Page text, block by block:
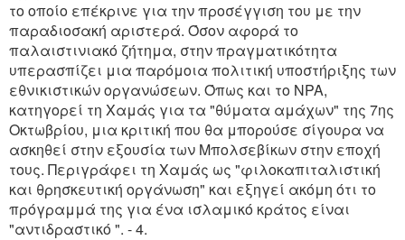
το οποίο επέκρινε για την προσέγγιση του με την
παραδιοσακή αριστερά. Όσον αφορά το
παλαιστινιακό ζήτημα, στην πραγματικότητα
υπερασπίζει μια παρόμοια πολιτική υποστήριξης των
εθνικιστικών οργανώσεων. Όπως και το NPA,
κατηγορεί τη Χαμάς για τα "θύματα αμάχων" της 7ης
Οκτωβρίου, μια κριτική που θα μπορούσε σίγουρα να
ασκηθεί στην εξουσία των Μπολσεβίκων στην εποχή
τους. Περιγράφει τη Χαμάς ως "φιλοκαπιταλιστική
και θρησκευτική οργάνωση" και εξηγεί ακόμη ότι το
πρόγραμμά της για ένα ισλαμικό κράτος είναι
"αντιδραστικό ". - 4.